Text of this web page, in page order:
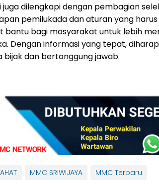
juga dilengkapi dengan pembagian
pemilukada dan aturan yang
bantu bagi masyarakat untuk lebih
Dengan informasi yang tepat,
dan bertanggung jawab.
MMC SRIWIJAYA MMC Terbaru